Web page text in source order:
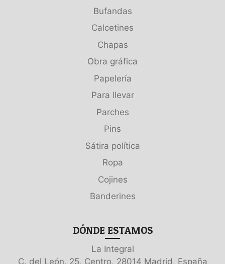
Bufandas
Calcetines
Chapas
Obra gráfica
Papelería
Para llevar
Parches
Pins
Sátira política
Ropa
Cojines
Banderines
DÓNDE ESTAMOS
La Integral
C. del León, 25, Centro, 28014 Madrid, España